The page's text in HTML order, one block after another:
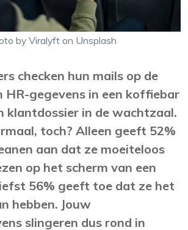
by Viralyft on Unsplash
checken hun mails op de
HR-gegevens in een koffiebar
klantdossier in de wachtzaal.
toch? Alleen geeft 52%
aan dat ze moeiteloos
op het scherm van een
56% geeft toe dat ze het
hebben. Jouw
slingeren dus rond in